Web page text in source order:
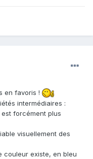
en favoris !
intermédiaires :
forcément plus
visuellement des
couleur existe, en bleu